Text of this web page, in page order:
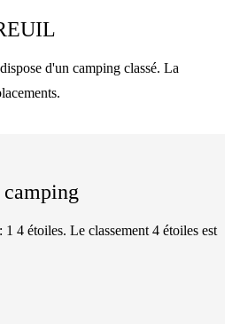
d'un camping classé. La
1 4 étoiles. Le classement 4 étoiles est